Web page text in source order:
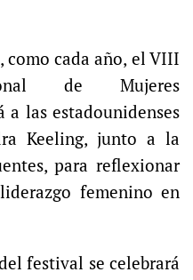
cada año, el VIII
de Mujeres
a las estadounidenses
Keeling, junto a la
para reflexionar
femenino en
festival se celebrará